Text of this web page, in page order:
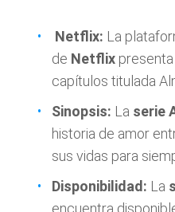
Netflix: La
de Netflix
capítulos titulada
Sinopsis: La serie
historia de amor
sus vidas para
Disponibilidad: La
encuentra